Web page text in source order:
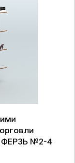
ФЕРЗЬ №2-4